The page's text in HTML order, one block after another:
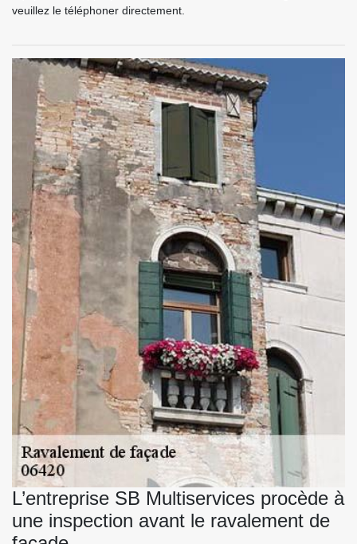
veuillez le téléphoner directement.
L’entreprise SB Multiservices procède à
une inspection avant le ravalement de